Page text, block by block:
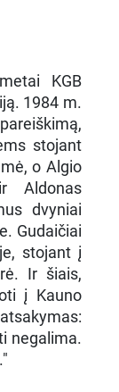
KGB
1984 m.
stojant
o Algio
Aldonas
dvyniai
Gudaičiai
stojant į
Ir šiais,
į Kauno
negalima.